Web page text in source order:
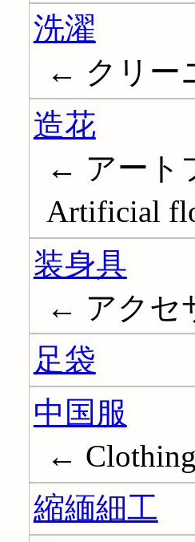
洗濯
← クリー
造花
← アート
Artificial
装身具
← アクセ
足袋
中国服
← Clothing
縮緬細工